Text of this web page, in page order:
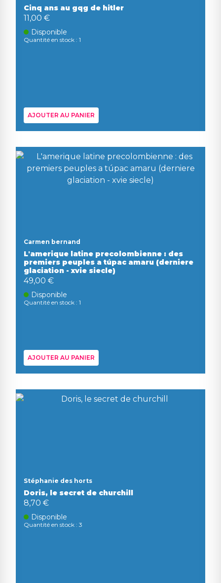
Cinq ans au gqg de hitler
11,00 €
Disponible
Quantité en stock : 1
AJOUTER AU PANIER
Carmen bernand
L'amerique latine precolombienne : des
premiers peuples a túpac amaru (derniere
glaciation - xvie siecle)
49,00 €
Disponible
Quantité en stock : 1
AJOUTER AU PANIER
Stéphanie des horts
Doris, le secret de churchill
8,70 €
Disponible
Quantité en stock : 3